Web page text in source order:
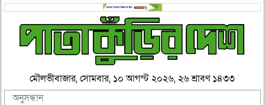
মৌলভীবাজার, সোমবার, ১০ আগস্ট ২০২৬, ২৬ শ্রাবণ ১৪৩৩